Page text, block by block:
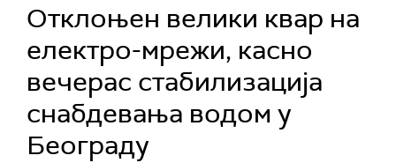
Отклоњен велики квар на
електро-мрежи, касно
вечерас стабилизација
снабдевања водом у
Београду